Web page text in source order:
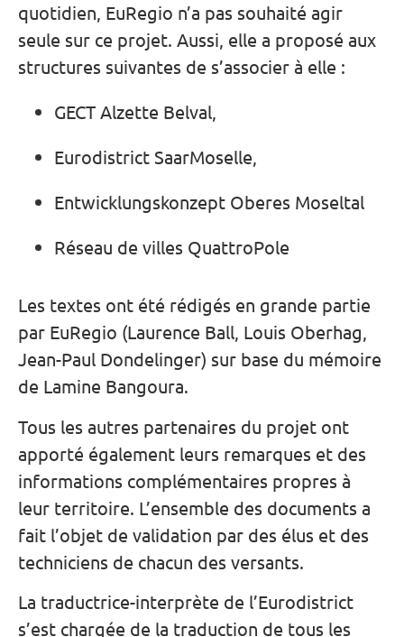
quotidien, EuRegio n’a pas souhaité agir
seule sur ce projet. Aussi, elle a proposé aux
structures suivantes de s’associer à elle :
GECT Alzette Belval,
Eurodistrict SaarMoselle,
Entwicklungskonzept Oberes Moseltal
Réseau de villes QuattroPole
Les textes ont été rédigés en grande partie
par EuRegio (Laurence Ball, Louis Oberhag,
Jean-Paul Dondelinger) sur base du mémoire
de Lamine Bangoura.
Tous les autres partenaires du projet ont
apporté également leurs remarques et des
informations complémentaires propres à
leur territoire. L’ensemble des documents a
fait l’objet de validation par des élus et des
techniciens de chacun des versants.
La traductrice-interprète de l’Eurodistrict
s’est chargée de la traduction de tous les